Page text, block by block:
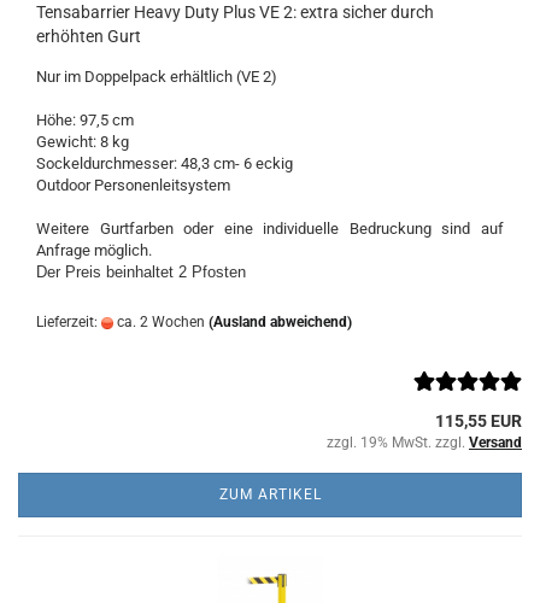
Tensabarrier Heavy Duty Plus VE 2: extra sicher durch
erhöhten Gurt
Nur im Doppelpack erhältlich (VE 2)
Höhe: 97,5 cm
Gewicht: 8 kg
Sockeldurchmesser: 48,3 cm- 6 eckig
​Outdoor Personenleitsystem
Weitere Gurtfarben oder eine individuelle Bedruckung sind auf
Anfrage möglich.
Der Preis beinhaltet 2 Pfosten
Lieferzeit: ca. 2 Wochen (Ausland abweichend)
115,55 EUR
zzgl. 19% MwSt. zzgl. Versand
ZUM ARTIKEL